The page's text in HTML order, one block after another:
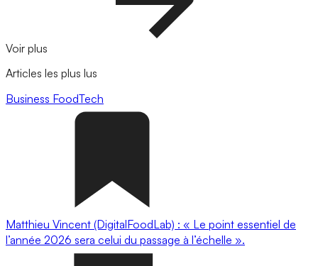
Voir plus
Articles les plus lus
Business FoodTech
Matthieu Vincent (DigitalFoodLab) : « Le point essentiel de
l’année 2026 sera celui du passage à l’échelle ».